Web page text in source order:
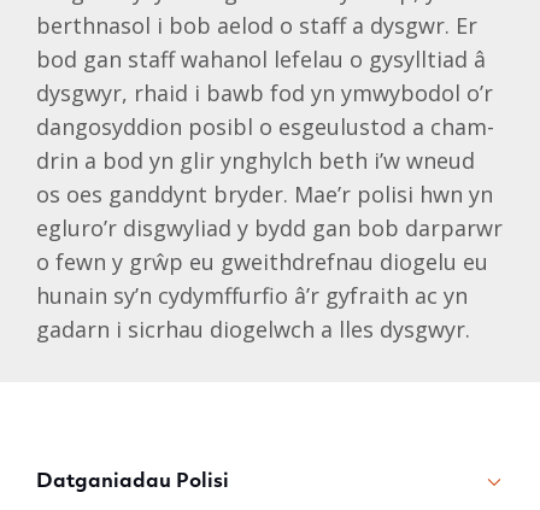
berthnasol i bob aelod o staff a dysgwr. Er
bod gan staff wahanol lefelau o gysylltiad â
dysgwyr, rhaid i bawb fod yn ymwybodol o’r
dangosyddion posibl o esgeulustod a cham-
drin a bod yn glir ynghylch beth i’w wneud
os oes ganddynt bryder. Mae’r polisi hwn yn
egluro’r disgwyliad y bydd gan bob darparwr
o fewn y grŵp eu gweithdrefnau diogelu eu
hunain sy’n cydymffurfio â’r gyfraith ac yn
gadarn i sicrhau diogelwch a lles dysgwyr.
Datganiadau Polisi